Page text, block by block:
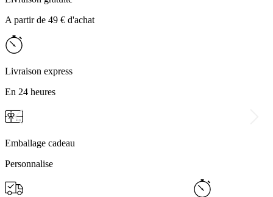
A partir de 49 € d'achat
Livraison express
En 24 heures
Emballage cadeau
Personnalise